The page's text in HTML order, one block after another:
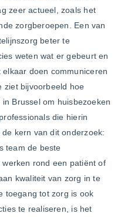
zeer actueel, zoals het
zorgberoepen. Een van
beter te
weten wat er gebeurt en
doen communiceren
ziet bijvoorbeeld hoe
Brussel om huisbezoeken
die hierin
kern van dit onderzoek:
team de beste
rond een patiënt of
kwaliteit van zorg in te
toegang tot zorg is ook
te realiseren, is het